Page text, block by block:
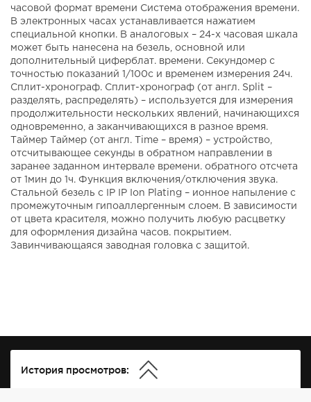
часовой формат времени Система отображения времени.
В электронных часах устанавливается нажатием
специальной кнопки. В аналоговых – 24-х часовая шкала
может быть нанесена на безель, основной или
дополнительный циферблат. времени. Секундомер с
точностью показаний 1/100с и временем измерения 24ч.
Сплит-хронограф. Сплит-хронограф (от англ. Split –
разделять, распределять) – используется для измерения
продолжительности нескольких явлений, начинающихся
одновременно, а заканчивающихся в разное время.
Таймер Таймер (от англ. Time – время) – устройство,
отсчитывающее секунды в обратном направлении в
заранее заданном интервале времени. обратного отсчета
от 1мин до 1ч. Функция включения/отключения звука.
Стальной безель с IP IP Ion Plating – ионное напыление с
промежуточным гипоаллергенным слоем. В зависимости
от цвета красителя, можно получить любую расцветку
для оформления дизайна часов. покрытием.
Завинчивающаяся заводная головка с защитой.
История просмотров: